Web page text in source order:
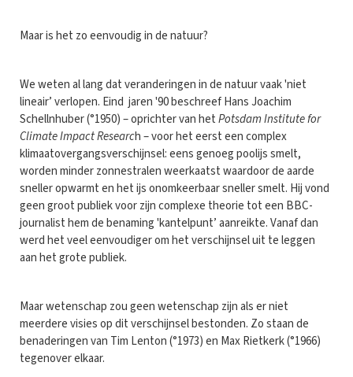
Maar is het zo eenvoudig in de natuur?
We weten al lang dat veranderingen in de natuur vaak 'niet
lineair’ verlopen. Eind jaren '90 beschreef Hans Joachim
Schellnhuber (°1950) – oprichter van hetPotsdam Institute for
Climate Impact Research – voor het eerst een complex
klimaatovergangsverschijnsel: eens genoeg poolijs smelt,
worden minder zonnestralen weerkaatst waardoor de aarde
sneller opwarmt en het ijs onomkeerbaar sneller smelt. Hij vond
geen groot publiek voor zijn complexe theorie tot een BBC-
journalist hem de benaming 'kantelpunt’ aanreikte. Vanaf dan
werd het veel eenvoudiger om het verschijnsel uit te leggen
aan het grote publiek.
Maar wetenschap zou geen wetenschap zijn als er niet
meerdere visies op dit verschijnsel bestonden. Zo staan de
benaderingen van Tim Lenton (°1973) en Max Rietkerk (°1966)
tegenover elkaar.